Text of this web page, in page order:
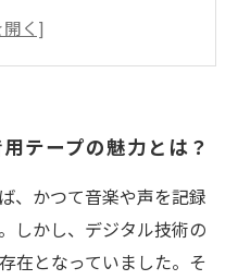
トと適正価格の見極
テープの魅力とは？
、かつて音楽や声を記録
しかし、デジタル技術の
在となっていました。そ